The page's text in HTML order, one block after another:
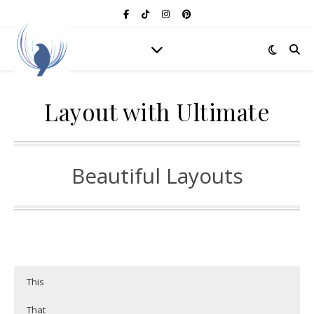
Layout with Ultimate
Beautiful Layouts
This
That